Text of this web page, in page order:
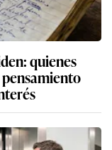
quienes